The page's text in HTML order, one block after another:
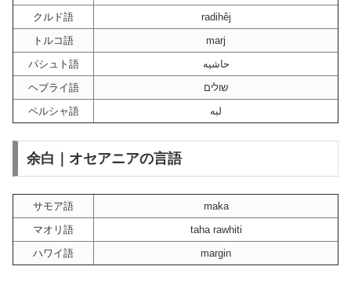
クルド語
radihêj
トルコ語
marj
パシュト語
حاشیه
ヘブライ語
שולים
ペルシャ語
لبه
余白｜オセアニアの言語
サモア語
maka
マオリ語
taha rawhiti
ハワイ語
margin